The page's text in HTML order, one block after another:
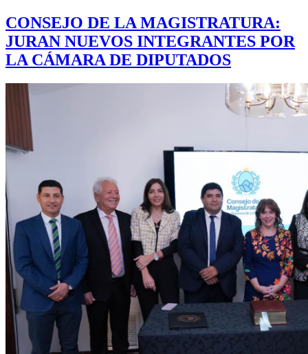
CONSEJO DE LA MAGISTRATURA:
JURAN NUEVOS INTEGRANTES POR
LA CÁMARA DE DIPUTADOS